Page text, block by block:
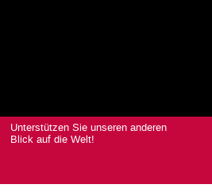
Unterstützen Sie unseren anderen
Blick auf die Welt!